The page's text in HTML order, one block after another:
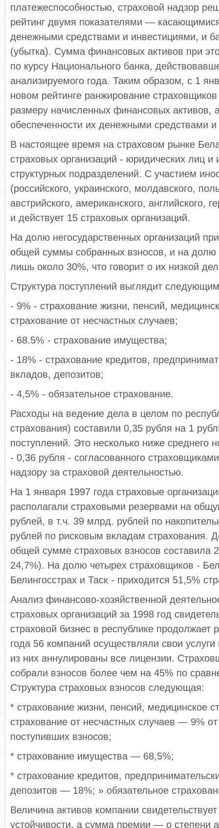
платежеспособностью, страховой надзор
рейтинг двумя по­казателями —
денежны­ми средствами и инвестициями, и
(убытка). Сумма финансовых активов при
по курсу Национального банка,
анализируемого года. Таким обра­зом, с 1
новом рейтинге ранжиро­вание
размеру на­численных финансовых активов,
обеспечен­ности их денежными средствами
В настоящее время на страховом рынке
страховых организаций - юридических лиц и
структурных подразделений. С участием
(российского, украинского, молдавского,
авс­трийского, американского, английского,
и действует 15 страховых организаций.
На долю негосударственных организаций
общей суммы собранных взносов, и на долю
лишь около 30%, что говорит о их низкой
Структура поступлений выглядит
- 9% - страхование жизни, пенсий,
страхование от несчастных случаев;
- 68.5% - страхование имущества;
- 18% - страхование кредитов,
вкладов, депозитов;
- 4,5% - обязательное страхование.
Расходы на ведение дела в целом по
страхования) составили 0,35 рубля на 1
поступлений. Это несколько ниже среднего
- 0,36 рубля - согласованного
надзору за страховой деятельностью.
На 1 января 1997 года страховые
располагали страховыми резервами на
рублей, в т.ч. 39 млрд. рублей по
рублей по рисковым вкладам страхования.
общей сумме страховых взносов составила
24,7%). На долю четырех стра­ховщиков -
Белингосстрах и Таск - приходится 51,5%
Анализ финансово-хозяйственной
страховых организаций за 1998 год
страховой бизнес в республике продол­жает
года 56 компаний осуществ­ляли свои услуги
из них аннулированы все лицензии.
собрали взно­сов более чем на 45% по
Структура страховых взносов следующая:
* страхование жизни, пенсий, медицинское
страхование от несчастных случаев — 9%
поступивших взносов;
* страхование имущества — 68,5%;
* страхование кредитов,
депозитов — 18%; » обязательное
Величина активов компании
устойчивости, а сумма премии — о степени